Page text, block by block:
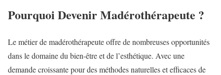
Pourquoi Devenir Madérothérapeute ?
Le métier de madérothérapeute offre de nombreuses opportunités
dans le domaine du bien-être et de l’esthétique. Avec une
demande croissante pour des méthodes naturelles et efficaces de